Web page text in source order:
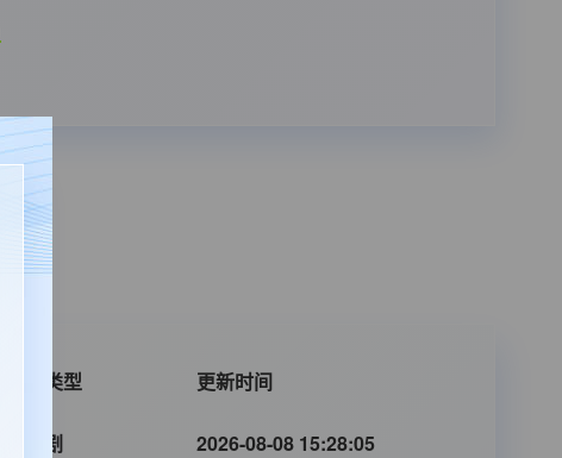
影片类型 更新时间
海外剧 2026-08-08 15:28:05